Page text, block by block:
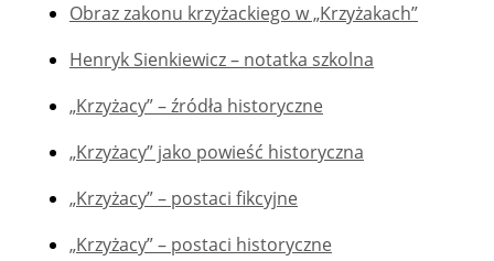
Obraz zakonu krzyżackiego w „Krzyżakach”
Henryk Sienkiewicz – notatka szkolna
„Krzyżacy” – źródła historyczne
„Krzyżacy” jako powieść historyczna
„Krzyżacy” – postaci fikcyjne
„Krzyżacy” – postaci historyczne